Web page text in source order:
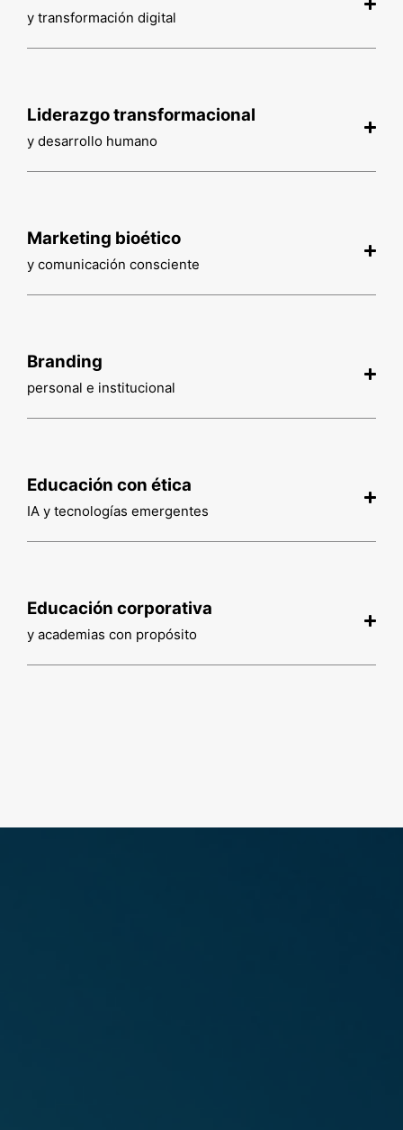
y transformación digital
Liderazgo transformacional
y desarrollo humano
Marketing bioético
y comunicación consciente
Branding
personal e institucional
Educación con ética
IA y tecnologías emergentes
Educación corporativa
y academias con propósito